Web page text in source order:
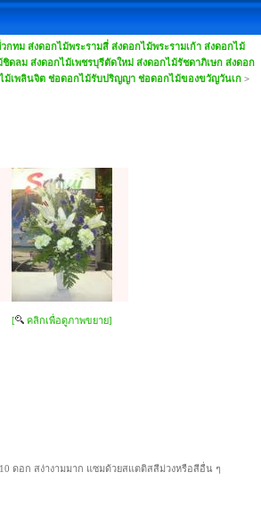
ทม ส่งดอกไม้พระรามสี่ ส่งดอกไม้พระรามเก้า ส่งดอกไม้
ดลม ส่งดอกไม้เพชรบุรีตัดใหม่ ส่งดอกไม้รัชดาภิเษก ส่งดอก
ม้เพลินจิต ช่อดอกไม้รับปริญญา ช่อดอกไม้ของขวัญวันเก >
[ คลิกเพื่อดูภาพขยาย]
ดอก สง่างามมาก แซมด้วยสแตติสสีม่วงหรือสีอื่น ๆ